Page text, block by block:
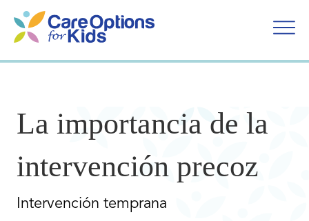
contenido
La importancia de la
intervención precoz
Intervención temprana